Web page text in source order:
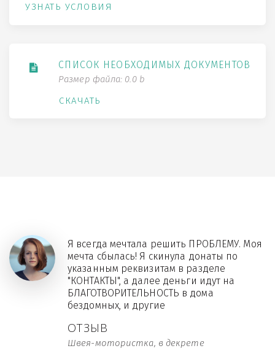
УЗНАТЬ УСЛОВИЯ
СПИСОК НЕОБХОДИМЫХ ДОКУМЕНТОВ
Размер файла: 0.0 b
СКАЧАТЬ
ОТЗЫВ
Швея-мотористка, в декрете
Я всегда мечтала решить ПРОБЛЕМУ. Моя
мечта сбылась! Я скинула донаты по
указанным реквизитам в разделе
"КОНТАКТЫ", а далее деньги идут на
БЛАГОТВОРИТЕЛЬНОСТЬ в дома
бездомных, и другие